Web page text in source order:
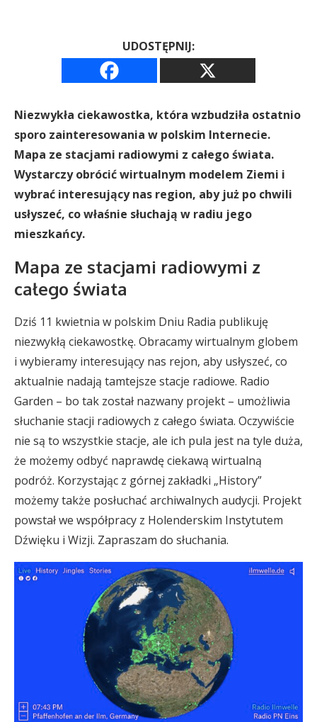
UDOSTĘPNIJ:
Niezwykła ciekawostka, która wzbudziła ostatnio
sporo zainteresowania w polskim Internecie.
Mapa ze stacjami radiowymi z całego świata.
Wystarczy obrócić wirtualnym modelem Ziemi i
wybrać interesujący nas region, aby już po chwili
usłyszeć, co właśnie słuchają w radiu jego
mieszkańcy.
Mapa ze stacjami radiowymi z
całego świata
Dziś 11 kwietnia w polskim Dniu Radia publikuję
niezwykłą ciekawostkę. Obracamy wirtualnym globem
i wybieramy interesujący nas rejon, aby usłyszeć, co
aktualnie nadają tamtejsze stacje radiowe. Radio
Garden – bo tak został nazwany projekt – umożliwia
słuchanie stacji radiowych z całego świata. Oczywiście
nie są to wszystkie stacje, ale ich pula jest na tyle duża,
że możemy odbyć naprawdę ciekawą wirtualną
podróż. Korzystając z górnej zakładki „History”
możemy także posłuchać archiwalnych audycji. Projekt
powstał we współpracy z Holenderskim Instytutem
Dźwięku i Wizji. Zapraszam do słuchania.